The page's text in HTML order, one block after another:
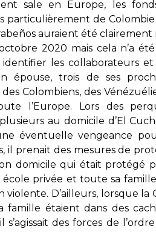
sale en Europe, les
particulièrement de
auraient été clairement
2020 mais cela n’a
les collaborateurs et
épouse, trois de ses
Colombiens, des
l’Europe. Lors des
au domicile d’El
éventuelle vengeance
il prenait des mesures de
domicile qui était protégé
privée et toute sa
violente. D’ailleurs, lorsque la
famille étaient dans des
s’agissait des forces de